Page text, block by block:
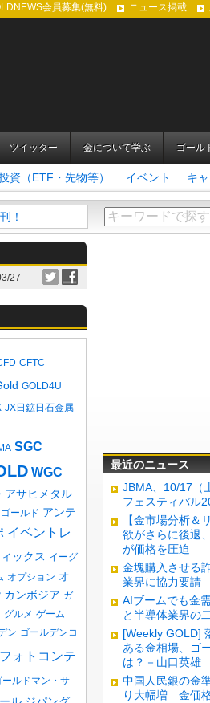
会員募集(無料) ニュース掲載
ツイッター 金について学ぶ ゴール
資（ETF・先物等） イベント キ
！
27
CFTC
GOLD4U
JX日鉱日石金属
SGC
WGC
アサヒメタル
ールド アンテ
イベントレ
ックス イーグ
オプション オ
カンボジア ガ
グルメ ゲーム
ン ゴールデンコ
ォトコンテ
ールドマン・サ
最近のニュース
JBMA、10/17（
フェスティバル
【金市場分析＆
欲がさらに後退
が価格を圧迫
金塊購入させる
業界に協力要請
AIブームでも金
と半導体業界の
[Weekly GOLD]
ある金相場、ゴ
は？－山口英雄
中国人民銀の金
り大幅増 金価